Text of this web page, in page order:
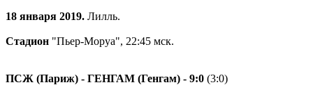
18 января 2019. Лилль.
Стадион "Пьер-Моруа", 22:45 мск.
ПСЖ (Париж) - ГЕНГАМ (Генгам) - 9:0 (3:0)